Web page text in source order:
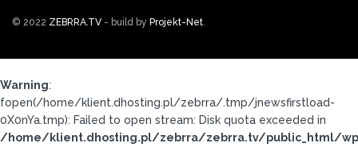
© 2022 ZEBRRA.TV - build by Projekt-Net.
Warning:
fopen(/home/klient.dhosting.pl/zebrra/.tmp/jnewsfirstload-
0X0nYa.tmp): Failed to open stream: Disk quota exceeded in
/home/klient.dhosting.pl/zebrra/zebrra.tv/public_html/